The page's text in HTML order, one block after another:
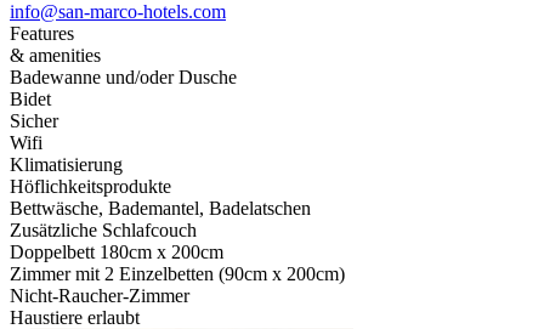
info@san-marco-hotels.com
Features
& amenities
Badewanne und/oder Dusche
Bidet
Sicher
Wifi
Klimatisierung
Höflichkeitsprodukte
Bettwäsche, Bademantel, Badelatschen
Zusätzliche Schlafcouch
Doppelbett 180cm x 200cm
Zimmer mit 2 Einzelbetten (90cm x 200cm)
Nicht-Raucher-Zimmer
Haustiere erlaubt